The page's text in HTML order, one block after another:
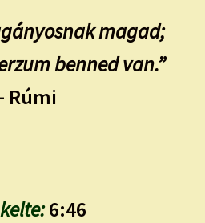
magad;
benned van.”
Rúmi
6:46